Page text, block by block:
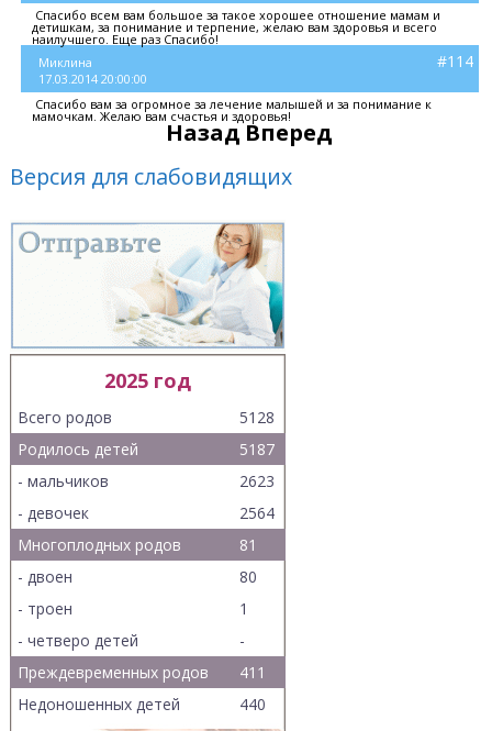
Спасибо всем вам большое за такое хорошее отношение мамам и
детишкам, за понимание и терпение, желаю вам здоровья и всего
наилучшего. Еще раз Спасибо!
Миклина
17.03.2014 20:00:00
#114
Спасибо вам за огромное за лечение малышей и за понимание к
мамочкам. Желаю вам счастья и здоровья!
Назад Вперед
Версия для слабовидящих
2025 год
Всего родов
5128
Родилось детей
5187
- мальчиков
2623
- девочек
2564
Многоплодных родов
81
- двоен
80
- троен
1
- четверо детей
-
Преждевременных родов
411
Недоношенных детей
440